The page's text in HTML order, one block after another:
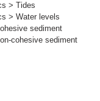
> Tides
> Water levels
sediment
cohesive sediment